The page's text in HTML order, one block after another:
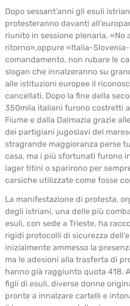
Dopo sessant’anni gli esuli
protesteranno davanti
riunito in sessione plenaria. «No
ritorno»,oppure «Italia-Slovenia-
comandamento, non rubare le
slogan che innalzeranno su
alle istituzioni europee il
cancellati. Dopo la fine della
350mila italiani furono costretti
Fiume e dalla Dalmazia grazie
dei partigiani jugoslavi del
stragrande maggioranza perse
casa, ma i più sfortunati furono
lager titini o sparirono per
carsiche utilizzate come fosse
La manifestazione di protesta,
degli istriani, una delle più
esuli, con sede a Trieste, ha
rigidi protocolli di sicurezza
inizialmente ammesso la
ma le adesioni alla trasferta di
hanno già raggiunto quota 418.
figli di esuli, diverse donne
pronte a innalzare cartelli e